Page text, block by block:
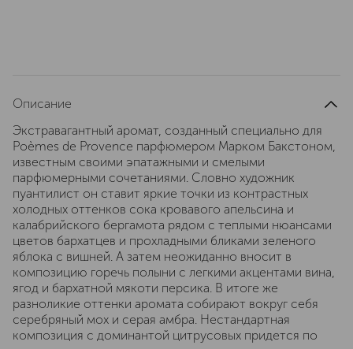
Описание
Экстравагантный аромат, созданный специально для
Poèmes de Provence парфюмером Марком Бакстоном,
известным своими эпатажными и смелыми
парфюмерными сочетаниями. Словно художник
пуантилист он ставит яркие точки из контрастных
холодных оттенков сока кровавого апельсина и
калабрийского бергамота рядом с теплыми нюансами
цветов бархатцев и прохладными бликами зеленого
яблока с вишней. А затем неожиданно вносит в
композицию горечь полыни с легкими акцентами вина,
ягод и бархатной мякоти персика. В итоге же
разноликие оттенки аромата собирают вокруг себя
серебряный мох и серая амбра. Нестандартная
композиция с доминантой цитрусовых придется по